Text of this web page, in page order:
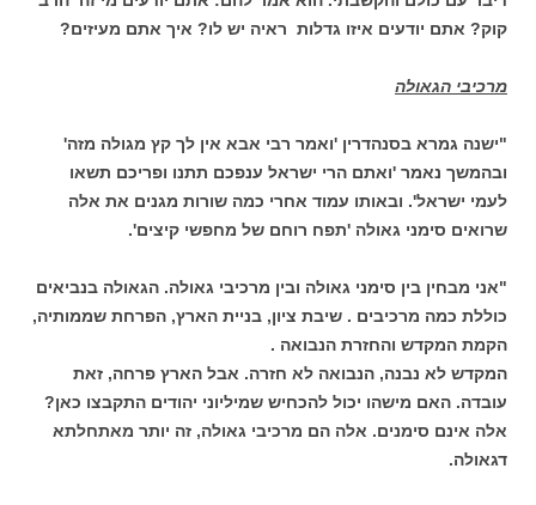
קוק? אתם יודעים איזו גדלות ראיה יש לו? איך אתם מעיזים?
מרכיבי הגאולה
"ישנה גמרא בסנהדרין 'ואמר רבי אבא אין לך קץ מגולה מזה'
ובהמשך נאמר 'ואתם הרי ישראל ענפכם תתנו ופריכם תשאו
לעמי ישראל'. ובאותו עמוד אחרי כמה שורות מגנים את אלה
שרואים סימני גאולה 'תפח רוחם של מחפשי קיצים'.
"אני מבחין בין סימני גאולה ובין מרכיבי גאולה. הגאולה בנביאים
כוללת כמה מרכיבים . שיבת ציון, בניית הארץ, הפרחת שממותיה,
הקמת המקדש והחזרת הנבואה .
המקדש לא נבנה, הנבואה לא חזרה. אבל הארץ פרחה, זאת
עובדה. האם מישהו יכול להכחיש שמיליוני יהודים התקבצו כאן?
אלה אינם סימנים. אלה הם מרכיבי גאולה, זה יותר מאתחלתא
דגאולה.